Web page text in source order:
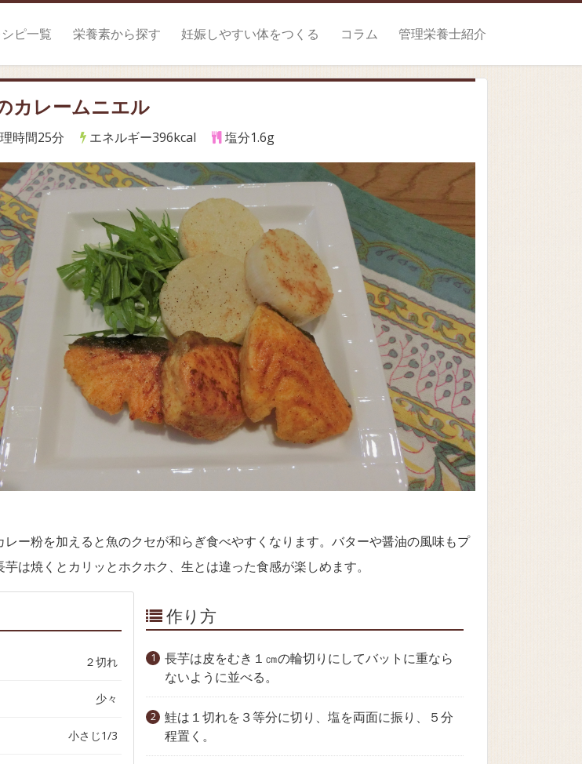
ピ一覧 栄養素から探す 妊娠しやすい体をつくる コラム 管理栄養士紹介
カレームニエル
時間25分 エネルギー396kcal 塩分1.6g
レー粉を加えると魚のクセが和らぎ食べやすくなります。バターや醤油の風味もプ
芋は焼くとカリッとホクホク、生とは違った食感が楽しめます。
２切れ
少々
小さじ1/3
作り方
長芋は皮をむき１㎝の輪切りにしてバットに重なら
ないように並べる。
鮭は１切れを３等分に切り、塩を両面に振り、５分
程置く。